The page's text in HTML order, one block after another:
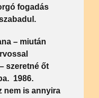
fogadás
– miután
szeretné őt
1986.
nem is annyira